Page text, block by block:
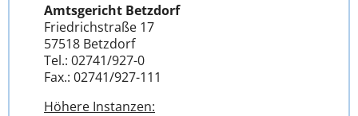
Amtsgericht Betzdorf
Friedrichstraße 17
57518 Betzdorf
Tel.: 02741/927-0
Fax.: 02741/927-111
Höhere Instanzen: